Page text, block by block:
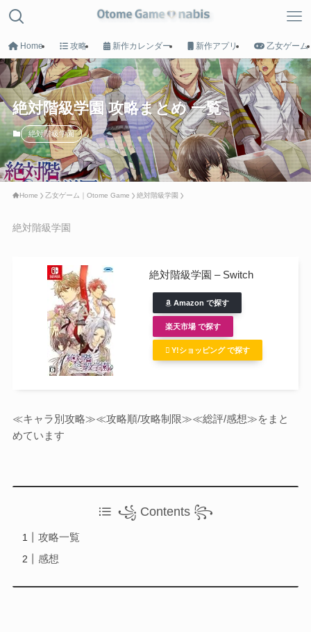
MENU
HOME
トップへ戻る
Game List
新作カレンダー
Otome Game
乙女ゲーム
Home 攻略 新作カレンダー 新作アプリ 乙女ゲーム
絶対階級学園 攻略まとめ 一覧
絶対階級学園
Home 乙女ゲーム｜Otome Game 絶対階級学園
絶対階級学園
絶対階級学園 – Switch
Amazon で探す
楽天市場 で探す
Y!ショッピング で探す
≪キャラ別攻略≫≪攻略順/攻略制限≫≪総評/感想≫をまと
めています
꧁ Contents ꧂
攻略一覧
感想